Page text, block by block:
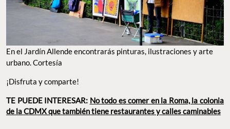
En el Jardín Allende encontrarás pinturas, ilustraciones y arte
urbano. Cortesía
¡Disfruta y comparte!
TE PUEDE INTERESAR: No todo es comer en la Roma, la colonia
de la CDMX que también tiene restaurantes y calles caminables